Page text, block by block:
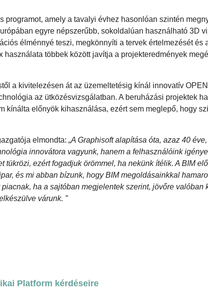
programot, amely a tavalyi évhez hasonlóan szintén
egyre népszerűbb, sokoldalúan használható 3D
élménnyé teszi, megkönnyíti a tervek értelmezését és
többek között javítja a projekteredmények
a kivitelezésen át az üzemeltetésig kínál innovatív
az ütközésvizsgálatban. A beruházási projektek
kínálta előnyök kihasználása, ezért sem meglepő, hogy
elmondta: „A Graphisoft alapítása óta, azaz 40
innovátora vagyunk, hanem a felhasználóink
ezért fogadjuk örömmel, ha nekünk ítélik. A BIM
és mi abban bízunk, hogy BIM megoldásainkkal
ha a sajtóban megjelentek szerint, jövőre valóban
várunk. ”
Platform kérdéseire